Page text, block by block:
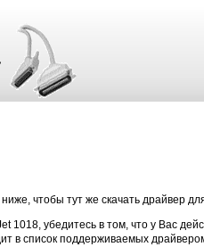
чтобы тут же скачать драйвер
1018, убедитесь в том, что у Вас
в список поддерживаемых